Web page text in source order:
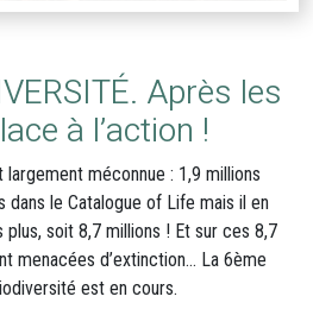
Après les
à l’action !
méconnue : 1,9 millions
dans le Catalogue of Life mais il en
soit 8,7 millions ! Et sur ces 8,7
menacées d’extinction… La 6ème
est en cours.